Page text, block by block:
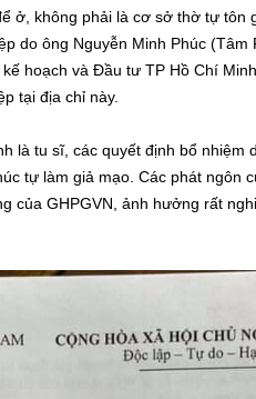
ở, không phải là cơ sở thờ tự tôn
do ông Nguyễn Minh Phúc (Tâm
hoạch và Đầu tư TP Hồ Chí
tại địa chỉ này.
là tu sĩ, các quyết định bổ nhiệm
tự làm giả mạo. Các phát ngôn
của GHPGVN, ảnh hưởng rất